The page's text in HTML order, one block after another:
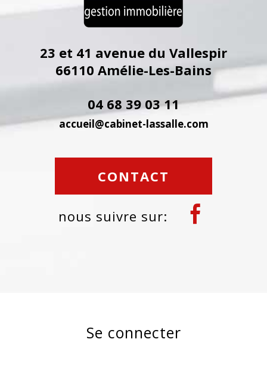
23 et 41 avenue du Vallespir
66110 Amélie-Les-Bains
04 68 39 03 11
accueil@cabinet-lassalle.com
CONTACT
nous suivre sur:
Se connecter